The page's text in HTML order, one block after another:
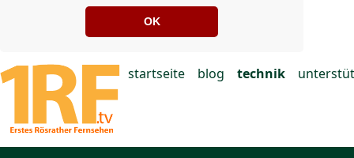
OK
startseite blog technik